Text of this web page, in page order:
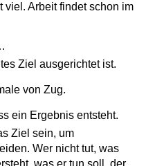
viel. Arbeit findet schon im
Ziel ausgerichtet ist.
von Zug.
ein Ergebnis entsteht.
Ziel sein, um
Wer nicht tut, was
was er tun soll, der